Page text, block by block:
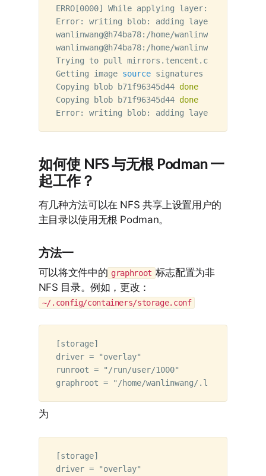
ERRO[0000] While applying layer:
Error: writing blob: adding layer with blob
wanlinwang@h74ba78:/home/wanlinwang/
wanlinwang@h74ba78:/home/wanlinwang/
Trying to pull mirrors.tencent.com/sysbox/
Getting image source signatures
Copying blob b71f96345d44
Copying blob b71f96345d44
Error: writing blob: adding layer with blob
如何使 NFS 与无根 Podman 一
起工作？
有几种方法可以在 NFS 共享上设置用户的
主目录以使用无根 Podman。
方法一
可以将文件中的 graphroot 标志配置为非
NFS 目录。例如，更改：
~/.config/containers/storage.conf
[storage]
driver = "overlay"
runroot = "/run/user/1000"
为
[storage]
driver = "overlay"